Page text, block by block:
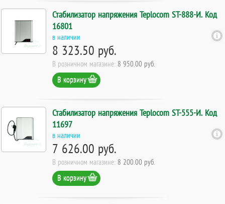
Стабилизатор напряжения Teplocom ST-888-И. Код
16801
в наличии
8 323.50 руб.
В розничном магазине: 8 950.00 руб.
В корзину
Стабилизатор напряжения Teplocom ST-555-И. Код
11697
в наличии
7 626.00 руб.
В розничном магазине: 8 200.00 руб.
В корзину